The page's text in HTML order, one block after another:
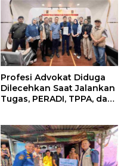
Profesi Advokat Diduga
Dilecehkan Saat Jalankan
Tugas, PERADI, TPPA, dan
Bulu